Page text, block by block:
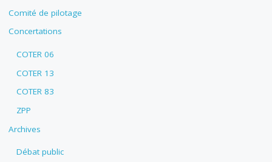
Comité de pilotage
Concertations
COTER 06
COTER 13
COTER 83
ZPP
Archives
Débat public